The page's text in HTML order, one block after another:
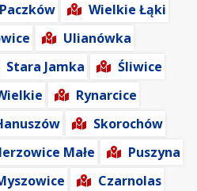
Paczków
Wielkie Łąki
Ulianówka
Stara Jamka
Śliwice
Rynarcice
Skorochów
Małe
Puszyna
Czarnolas